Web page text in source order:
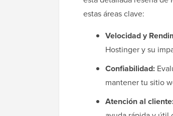
estas áreas clave:
Velocidad y
Hostinger y su
Confiabilidad:
mantener tu sitio
Atención al